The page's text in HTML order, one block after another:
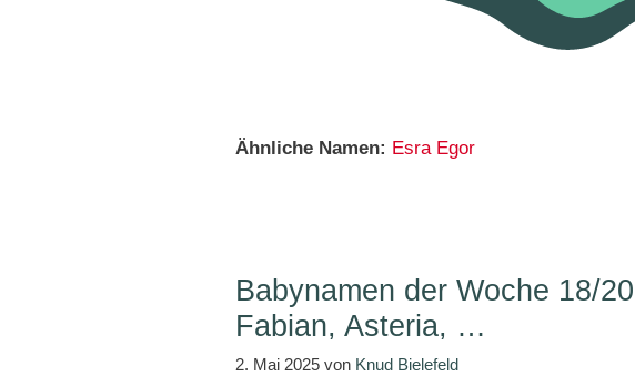
Ähnliche Namen: Esra Egor
Babynamen der Woche 18/
Fabian, Asteria, …
2. Mai 2025 von Knud Bielefeld